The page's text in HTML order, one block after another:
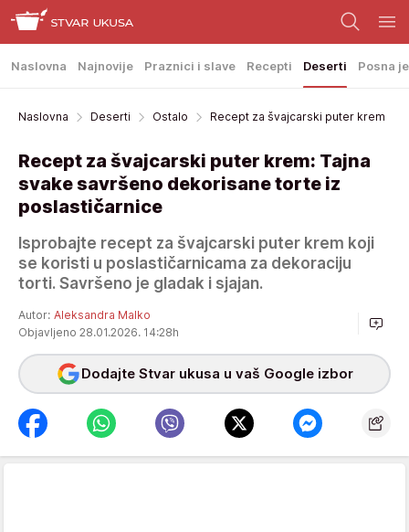
Naslovna Najnovije Praznici i slave Recepti Deserti Posna
Naslovna Deserti Ostalo Recept za švajcarski puter krem
Recept za švajcarski puter krem: Tajna
svake savršeno dekorisane torte iz
poslastičarnice
Isprobajte recept za švajcarski puter krem koji
se koristi u poslastičarnicama za dekoraciju
torti. Savršeno je gladak i sjajan.
Autor: Aleksandra Malko
Objavljeno 28.01.2026. 14:28h
Dodajte Stvar ukusa u vaš Google izbor